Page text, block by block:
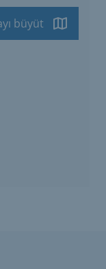
büyüt